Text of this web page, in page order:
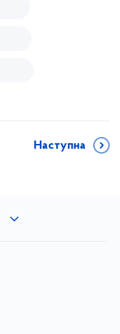
Наступна